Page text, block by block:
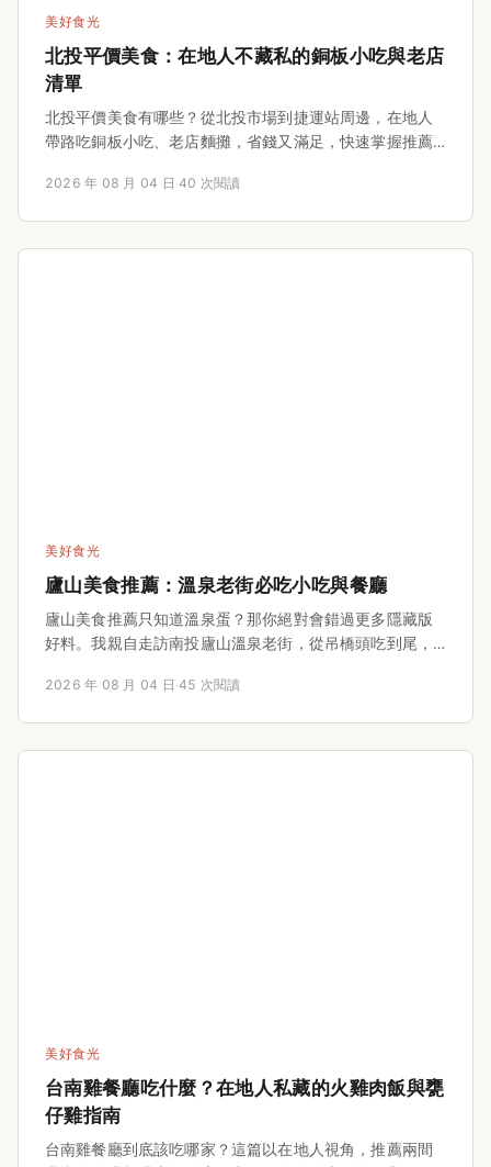
美好食光
北投平價美食：在地人不藏私的銅板小吃與老店
清單
北投平價美食有哪些？從北投市場到捷運站周邊，在地人
帶路吃銅板小吃、老店麵攤，省錢又滿足，快速掌握推薦
2026 年 08 月 04 日 ·40 次閱讀
美好食光
廬山美食推薦：溫泉老街必吃小吃與餐廳
廬山美食推薦只知道溫泉蛋？那你絕對會錯過更多隱藏版
好料。我親自走訪南投廬山溫泉老街，從吊橋頭吃到尾，
原住民料理，每個攤位都附上價格、營業時間與真實
2026 年 08 月 04 日 ·45 次閱讀
美好食光
台南雞餐廳吃什麼？在地人私藏的火雞肉飯與甕
仔雞指南
台南雞餐廳到底該吃哪家？這篇以在地人視角，推薦兩間